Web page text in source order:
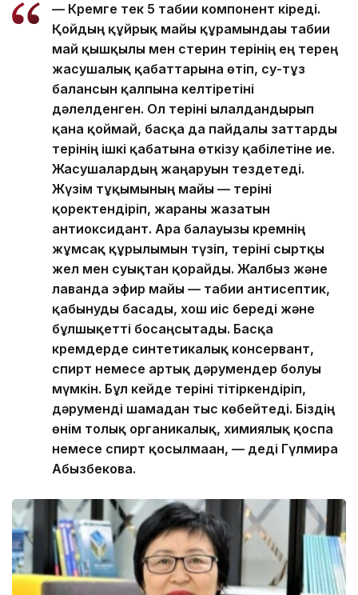
— Кремге тек 5 табиғи компонент кіреді.
Қойдың құйрық майы құрамындағы табиғи
май қышқылы мен стерин терінің ең терең
жасушалық қабаттарына өтіп, су-тұз
балансын қалпына келтіретіні
дәлелденген. Ол теріні ылғалдандырып
қана қоймай, басқа да пайдалы заттарды
терінің ішкі қабатына өткізу қабілетіне ие.
Жасушалардың жаңаруын тездетеді.
Жүзім тұқымының майы — теріні
қоректендіріп, жараны жазатын
антиоксидант. Ара балауызы кремнің
жұмсақ құрылымын түзіп, теріні сыртқы
жел мен суықтан қорғайды. Жалбыз және
лаванда эфир майы — табиғи антисептик,
қабынуды басады, хош иіс береді және
бұлшықетті босаңсытады. Басқа
кремдерде синтетикалық консервант,
спирт немесе артық дәрумендер болуы
мүмкін. Бұл кейде теріні тітіркендіріп,
дәруменді шамадан тыс көбейтеді. Біздің
өнім толық органикалық, химиялық қоспа
немесе спирт қосылмаған, — деді Гүлмира
Абызбекова.